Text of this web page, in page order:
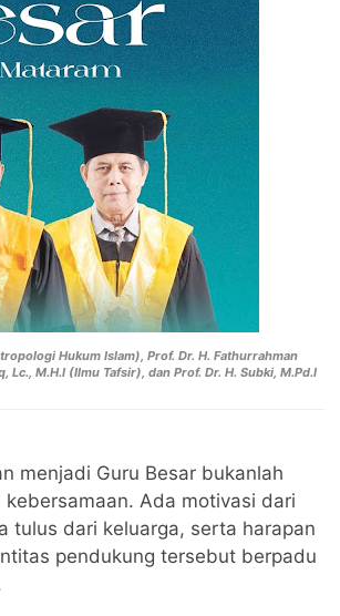
Hukum Islam), Prof. Dr. H. Fathurrahman
M.H.I (Ilmu Tafsir), dan Prof. Dr. H. Subki, M.Pd.I
menjadi Guru Besar bukanlah
Ada motivasi dari
tulus dari keluarga, serta harapan
pendukung tersebut berpadu